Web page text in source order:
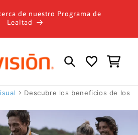
de nuestro Programa de
Lealtad
Carrito
Descubre los beneficios de los